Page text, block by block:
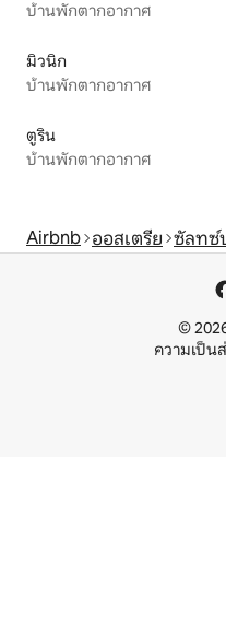
บ้านพักตากอากาศ
มิวนิก
บ้านพักตากอากาศ
ตูริน
บ้านพักตากอากาศ
Airbnb ออสเตรีย ซัลทซ์
©
ความเป็น